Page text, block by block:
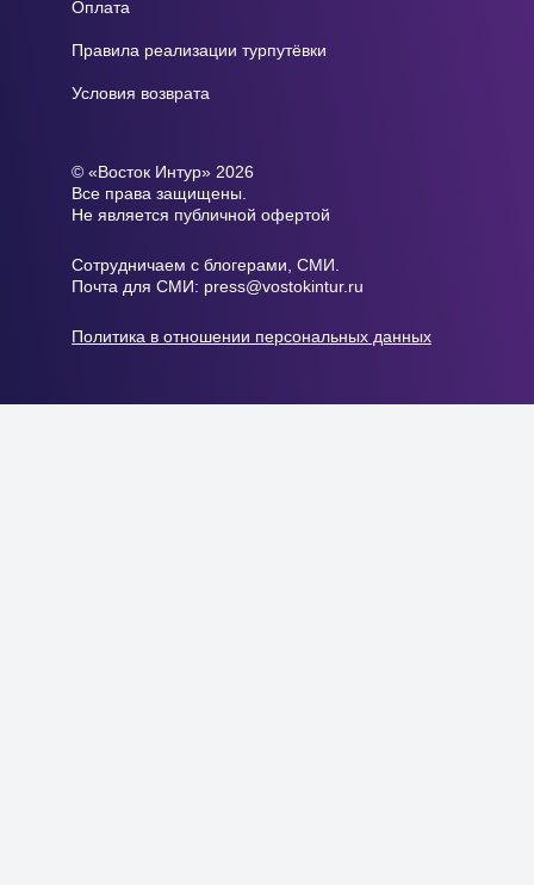
Оплата
Правила реализации турпутёвки
Условия возврата
© «Восток Интур» 2026
Все права защищены.
Не является публичной офертой
Сотрудничаем с блогерами, СМИ.
Почта для СМИ: press@vоstokintur.ru
Политика в отношении персональных данных